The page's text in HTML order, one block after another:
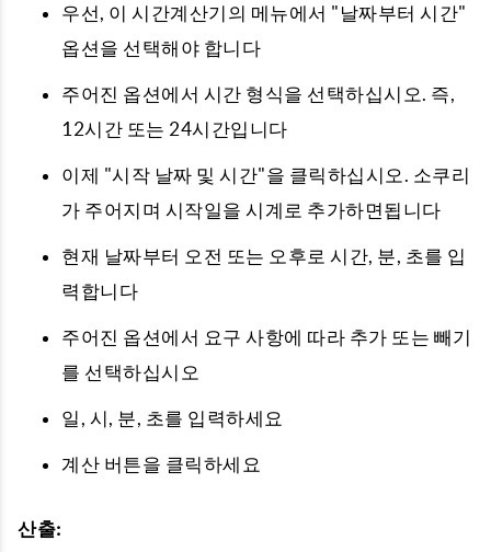
우선, 이 시간계산기의 메뉴에서 "날짜부터 시간"
옵션을 선택해야 합니다
주어진 옵션에서 시간 형식을 선택하십시오. 즉,
12시간 또는 24시간입니다
이제 "시작 날짜 및 시간"을 클릭하십시오. 소쿠리
가 주어지며 시작일을 시계로 추가하면됩니다
현재 날짜부터 오전 또는 오후로 시간, 분, 초를 입
력합니다
주어진 옵션에서 요구 사항에 따라 추가 또는 빼기
를 선택하십시오
일, 시, 분, 초를 입력하세요
계산 버튼을 클릭하세요
산출: